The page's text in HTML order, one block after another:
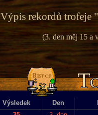
Výpis rekordů trofeje
(3. den měj 15 a
Výsledek Den